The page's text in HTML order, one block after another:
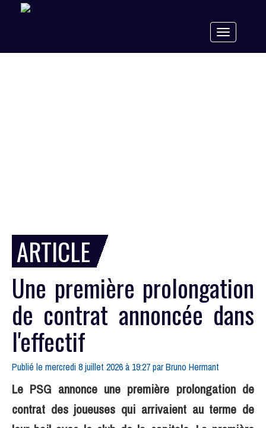
Toggle
ARTICLE
Une première prolongation
de contrat annoncée dans
l'effectif
Publié le mercredi 8 juillet 2026 à 19:27 parBruno Hermant
Le PSG annonce une première prolongation de
contrat des joueuses qui arrivaient au terme de